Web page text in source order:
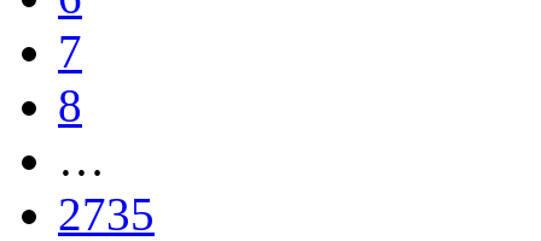
7
8
…
2735